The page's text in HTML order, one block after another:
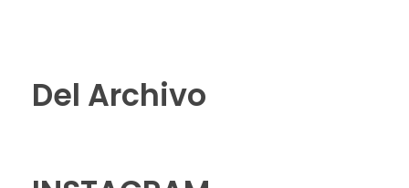
Del Archivo